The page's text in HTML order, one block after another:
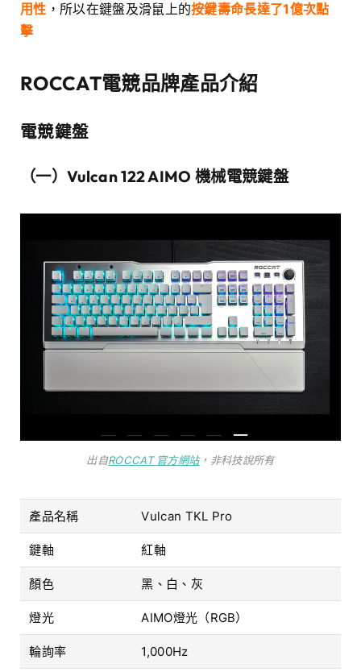
用性 ，所以在鍵盤及滑鼠上的按鍵壽命長達了1億次點
擊
ROCCAT電競品牌產品介紹
電競鍵盤
（一）Vulcan122 AIMO 機械電競鍵盤
出自ROCCAT 官方網站，非科技說所有
產品名稱 Vulcan TKL Pro
鍵軸 紅軸
顏色 黑、白、灰
燈光 AIMO燈光（RGB）
輪詢率 1,000Hz